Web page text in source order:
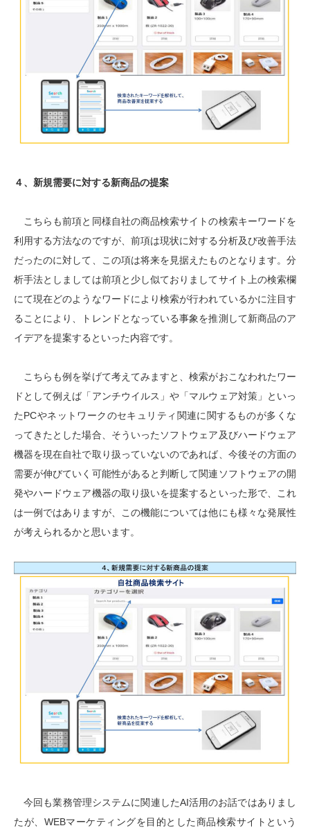
４、新規需要に対する新商品の提案
こちらも前項と同様自社の商品検索サイトの検索キーワードを
利用する方法なのですが、前項は現状に対する分析及び改善手法
だったのに対して、この項は将来を見据えたものとなります。分
析手法としましては前項と少し似ておりましてサイト上の検索欄
にて現在どのようなワードにより検索が行われているかに注目す
ることにより、トレンドとなっている事象を推測して新商品のア
イデアを提案するといった内容です。
こちらも例を挙げて考えてみますと、検索がおこなわれたワー
ドとして例えば「アンチウイルス」や「マルウェア対策」といっ
たPCやネットワークのセキュリティ関連に関するものが多くな
ってきたとした場合、そういったソフトウェア及びハードウェア
機器を現在自社で取り扱っていないのであれば、今後その方面の
需要が伸びていく可能性があると判断して関連ソフトウェアの開
発やハードウェア機器の取り扱いを提案するといった形で、これ
は一例ではありますが、この機能については他にも様々な発展性
が考えられるかと思います。
今回も業務管理システムに関連したAI活用のお話ではありまし
たが、WEBマーケティングを目的とした商品検索サイトという